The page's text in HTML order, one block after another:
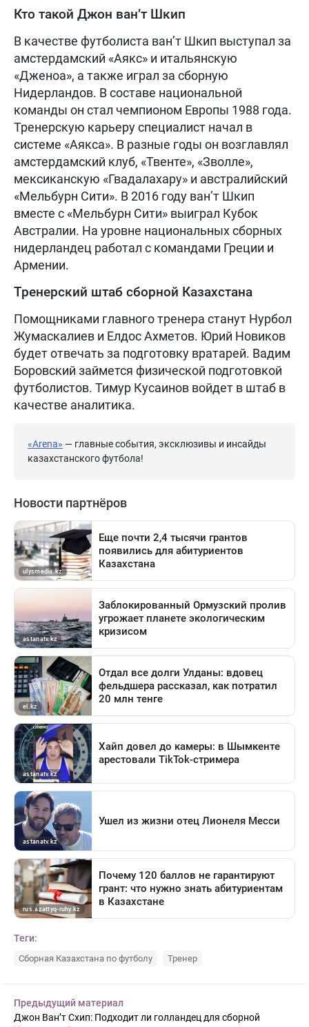
Кто такой Джон ван’т Шкип
В качестве футболиста ван’т Шкип выступал за
амстердамский «Аякс» и итальянскую
«Дженоа», а также играл за сборную
Нидерландов. В составе национальной
команды он стал чемпионом Европы 1988 года.
Тренерскую карьеру специалист начал в
системе «Аякса». В разные годы он возглавлял
амстердамский клуб, «Твенте», «Зволле»,
мексиканскую «Гвадалахару» и австралийский
«Мельбурн Сити». В 2016 году ван’т Шкип
вместе с «Мельбурн Сити» выиграл Кубок
Австралии. На уровне национальных сборных
нидерландец работал с командами Греции и
Армении.
Тренерский штаб сборной Казахстана
Помощниками главного тренера станут Нурбол
Жумаскалиев и Елдос Ахметов. Юрий Новиков
будет отвечать за подготовку вратарей. Вадим
Боровский займется физической подготовкой
футболистов. Тимур Кусаинов войдет в штаб в
качестве аналитика.
«Arena» — главные события, эксклюзивы и инсайды
казахстанского футбола!
Теги:
Сборная Казахстана по футболу Тренер
Предыдущий материал
Джон Ван’т Схип: Подходит ли голландец для сборной